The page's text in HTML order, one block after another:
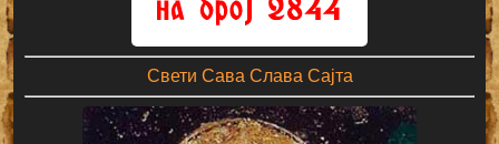
Свети Сава Слава Сајта